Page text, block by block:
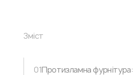
Зміст
01Протизламна фурнітура: